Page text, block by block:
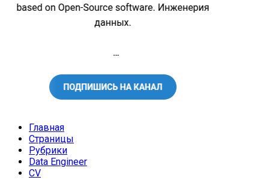
Главная
Страницы
Рубрики
Data Engineer
CV